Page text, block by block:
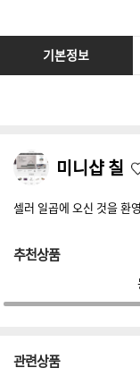
기본정보
미니샵 칠
셀러 일곱에 오신 것을 환
추천상품
관련상품